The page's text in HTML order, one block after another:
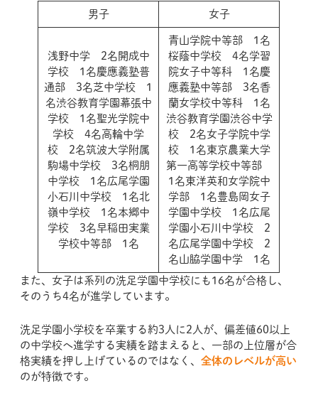
男子 女子
浅野中学 2名開成中
学校 1名慶應義塾普
通部 3名芝中学校 1
名渋谷教育学園幕張中
学校 1名聖光学院中
学校 4名高輪中学
校 2名筑波大学附属
駒場中学校 3名桐朋
中学校 1名広尾学園
小石川中学校 1名北
嶺中学校 1名本郷中
学校 3名早稲田実業
学校中等部 1名
青山学院中等部 1名
桜蔭中学校 4名学習
院女子中等科 1名慶
應義塾中等部 3名香
蘭女学校中等科 1名
渋谷教育学園渋谷中学
校 2名女子学院中学
校 1名東京農業大学
第一高等学校中等部
1名東洋英和女学院中
学部 1名豊島岡女子
学園中学校 1名広尾
学園小石川中学校 2
名広尾学園中学校 2
名山脇学園中学 1名
また、女子は系列の洗足学園中学校にも16名が合格し、
そのうち4名が進学しています。
洗足学園小学校を卒業する約3人に2人が、偏差値60以上
の中学校へ進学する実績を踏まえると、一部の上位層が合
格実績を押し上げているのではなく、全体のレベルが高い
のが特徴です。